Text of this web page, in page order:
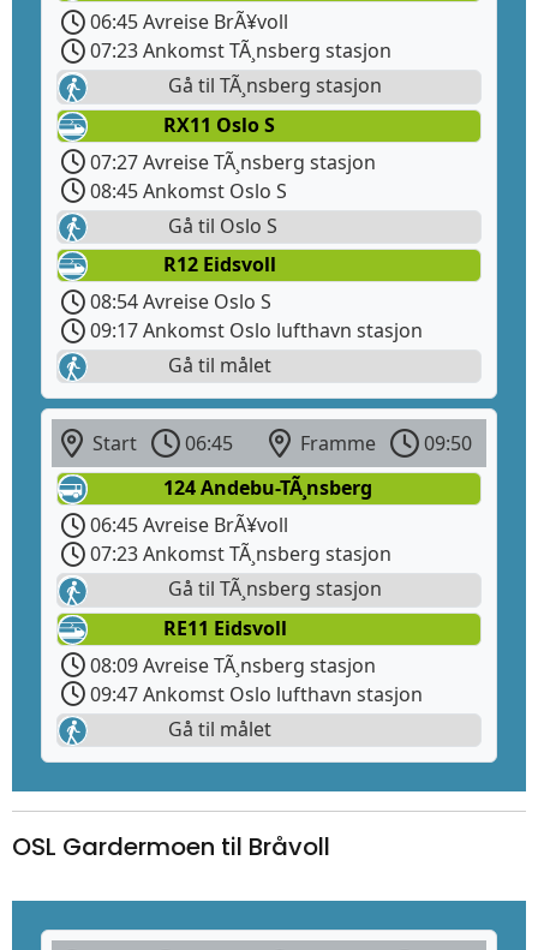
06:45 Avreise BrÃ¥voll
07:23 Ankomst TÃ¸nsberg stasjon
Gå til TÃ¸nsberg stasjon
RX11 Oslo S
07:27 Avreise TÃ¸nsberg stasjon
08:45 Ankomst Oslo S
Gå til Oslo S
R12 Eidsvoll
08:54 Avreise Oslo S
09:17 Ankomst Oslo lufthavn stasjon
Gå til målet
Start 06:45 Framme
09:50
124 Andebu-TÃ¸nsberg
06:45 Avreise BrÃ¥voll
07:23 Ankomst TÃ¸nsberg stasjon
Gå til TÃ¸nsberg stasjon
RE11 Eidsvoll
08:09 Avreise TÃ¸nsberg stasjon
09:47 Ankomst Oslo lufthavn stasjon
Gå til målet
OSL Gardermoen til Bråvoll